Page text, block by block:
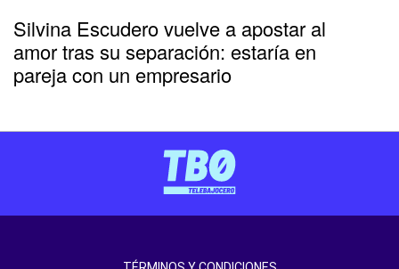
Silvina Escudero vuelve a apostar al
amor tras su separación: estaría en
pareja con un empresario